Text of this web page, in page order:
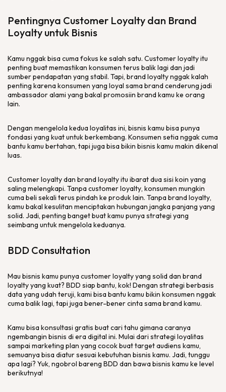
Pentingnya Customer Loyalty dan Brand
Loyalty untuk Bisnis
Kamu nggak bisa cuma fokus ke salah satu. Customer loyaltyitu
penting buat memastikan konsumen terus balik lagi dan jadi
sumber pendapatan yang stabil. Tapi, brand loyaltynggak kalah
penting karena konsumen yang loyal samabrandcenderung jadi
ambassadoralami yang bakal promosiin brandkamu ke orang
lain.
Dengan mengelola kedua loyalitas ini, bisnis kamu bisa punya
fondasi yang kuat untuk berkembang. Konsumen setia nggak cuma
bantu kamu bertahan, tapi juga bisa bikin bisnis kamu makin dikenal
luas.
Customer loyaltydan brand loyaltyitu ibarat dua sisi koin yang
saling melengkapi. Tanpacustomer loyalty, konsumen mungkin
cuma beli sekali terus pindah ke produk lain. Tanpabrand loyalty,
kamu bakal kesulitan menciptakan hubungan jangka panjang yang
solid. Jadi, penting banget buat kamu punya strategi yang
seimbang untuk mengelola keduanya.
BDD Consultation
Mau bisnis kamu punyacustomer loyaltyyang solid dan brand
loyaltyyang kuat? BDD siap bantu, kok! Dengan strategi berbasis
data yang udah teruji, kami bisa bantu kamu bikin konsumen nggak
cuma balik lagi, tapi juga bener-bener cinta samabrandkamu.
Kamu bisa konsultasi gratis buat cari tahu gimana caranya
ngembangin bisnis di eradigital ini. Mulai dari strategi loyalitas
sampai marketing plan yang cocok buat target audiens kamu,
semuanya bisa diatur sesuai kebutuhan bisnis kamu. Jadi, tunggu
apa lagi? Yuk, ngobrol bareng BDD dan bawa bisnis kamu ke level
berikutnya!